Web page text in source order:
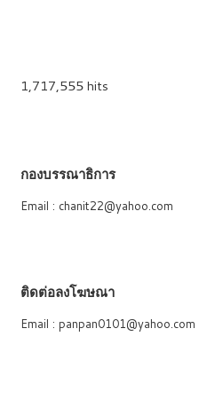
1,717,555 hits
กองบรรณาธิการ
Email : chanit22@yahoo.com
ติดต่อลงโฆษณา
Email : panpan0101@yahoo.com